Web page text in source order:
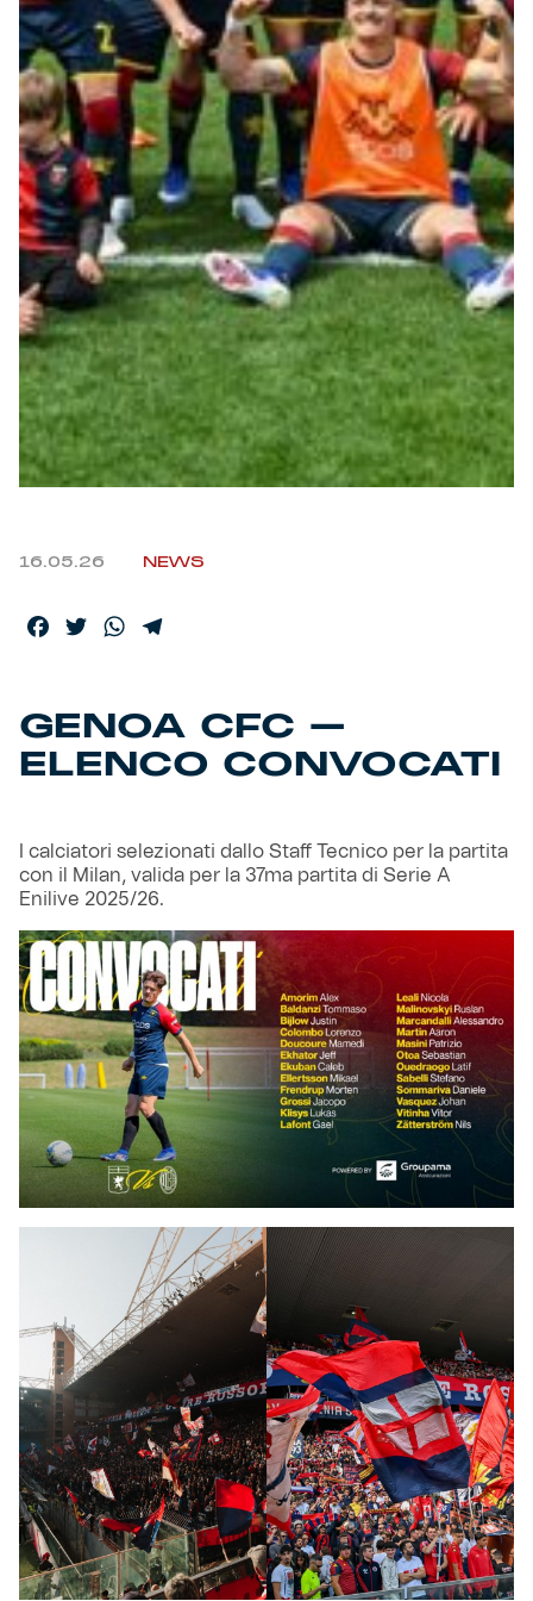
Robe di Kappa x Genoa
Vintage Collection
Red&Blue Voices
Kids
Accessori
Party
Outlet
Gift Card Online Store
Fortissimo batte il mio cuor
16.05.26 NEWS
Facebook
TwitterWhatsApp
GENOA CFC –
ELENCO CONVOCATI
I calciatori selezionati dallo Staff Tecnico per la partita
con il Milan, valida per la 37ma partita di Serie A
Enilive 2025/26.